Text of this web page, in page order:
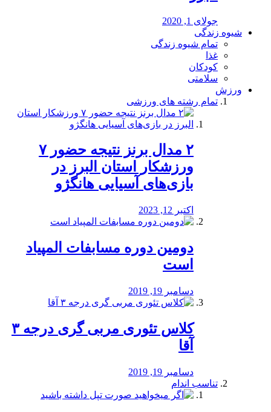
جولای 1, 2020
شیوه زندگی
تمام شیوه زندگی
غذا
کودکان
سلامتی
ورزش
تمام رشته های ورزشی
۲ مدال برنز نتیجه حضور ۷
ورزشکار استان البرز در
بازی‌های آسیایی هانگژو
اکتبر 12, 2023
دومین دوره مسابفات المپیاد
است
دسامبر 19, 2019
کلاس تئوری مربی گری درجه ۳
آقا
دسامبر 19, 2019
تناسب اندام